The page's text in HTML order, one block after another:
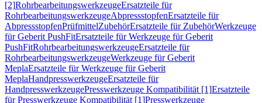
[2]RohrbearbeitungswerkzeugeErsatzteile für
RohrbearbeitungswerkzeugeAbpressstopfenErsatzteile für
AbpressstopfenPrüfmittelZubehörErsatzteile für ZubehörWerkzeuge
für Geberit PushFitErsatzteile für Werkzeuge für Geberit
PushFitRohrbearbeitungswerkzeugeErsatzteile für
RohrbearbeitungswerkzeugeWerkzeuge für Geberit
MeplaErsatzteile für Werkzeuge für Geberit
MeplaHandpresswerkzeugeErsatzteile für
HandpresswerkzeugePresswerkzeuge Kompatibilität [1]Ersatzteile
für Presswerkzeuge Kompatibilität [1]Presswerkzeuge